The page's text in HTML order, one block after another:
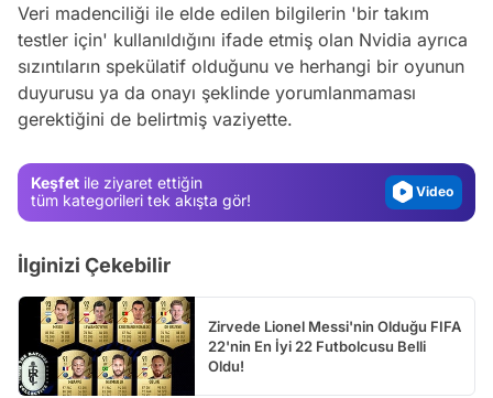
Veri madenciliği ile elde edilen bilgilerin 'bir takım
testler için' kullanıldığını ifade etmiş olan Nvidia ayrıca
sızıntıların spekülatif olduğunu ve herhangi bir oyunun
duyurusu ya da onayı şeklinde yorumlanmaması
gerektiğini de belirtmiş vaziyette.
Keşfet ile ziyaret ettiğin
tüm kategorileri tek akışta gör!
Video
Video
İlginizi Çekebilir
Zirvede Lionel Messi'nin Olduğu FIFA
22'nin En İyi 22 Futbolcusu Belli
Oldu!